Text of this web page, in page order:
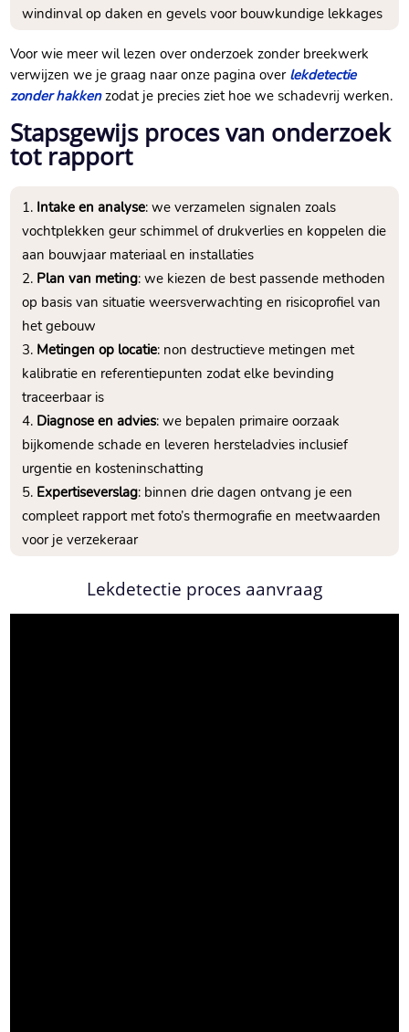
windinval op daken en gevels voor bouwkundige lekkages
Voor wie meer wil lezen over onderzoek zonder breekwerk
verwijzen we je graag naar onze pagina over lekdetectie
zonder hakkenzodat je precies ziet hoe we schadevrij werken.
Stapsgewijs proces van onderzoek
tot rapport
Intake en analyse: we verzamelen signalen zoals
vochtplekken geur schimmel of drukverlies en koppelen die
aan bouwjaar materiaal en installaties
Plan van meting: we kiezen de best passende methoden
op basis van situatie weersverwachting en risicoprofiel van
het gebouw
Metingen op locatie: non destructieve metingen met
kalibratie en referentiepunten zodat elke bevinding
traceerbaar is
Diagnose en advies: we bepalen primaire oorzaak
bijkomende schade en leveren hersteladvies inclusief
urgentie en kosteninschatting
Expertiseverslag: binnen drie dagen ontvang je een
compleet rapport met foto’s thermografie en meetwaarden
voor je verzekeraar
Lekdetectie proces aanvraag